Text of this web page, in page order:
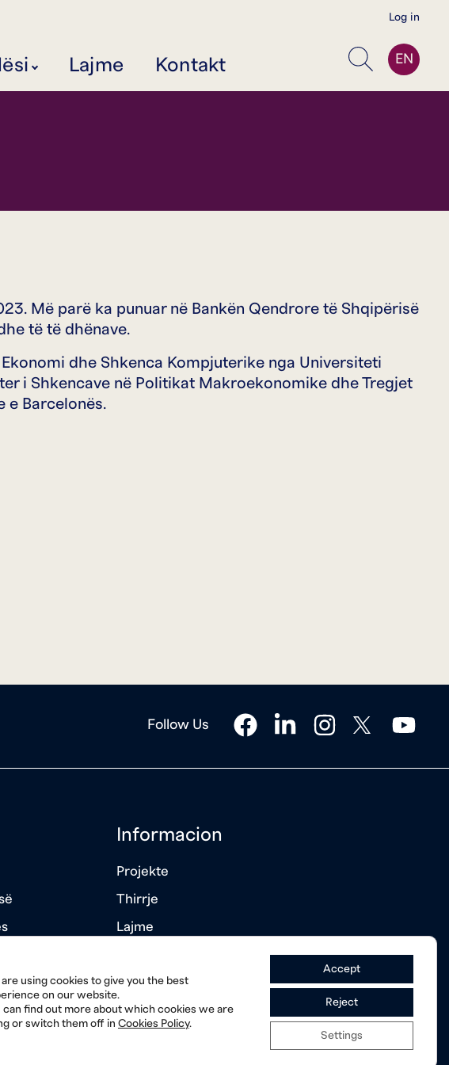
Log in
Lajme Kontakt Kërko
EN
Më parë ka punuar në Bankën Qendrore të Shqipërisë
të të dhënave.
dhe Shkenca Kompjuterike nga Universiteti
i Shkencave në Politikat Makroekonomike dhe Tregjet
e Barcelonës.
Follow Us facebooklinkedininstagramtwitter youtube
Informacion
Projekte
Thirrje
Lajme
Foundation
are using cookies to give you the best
on our website.
can find out more about which cookies we are
or switch them off in Cookies Policy.
Accept
Reject
Settings